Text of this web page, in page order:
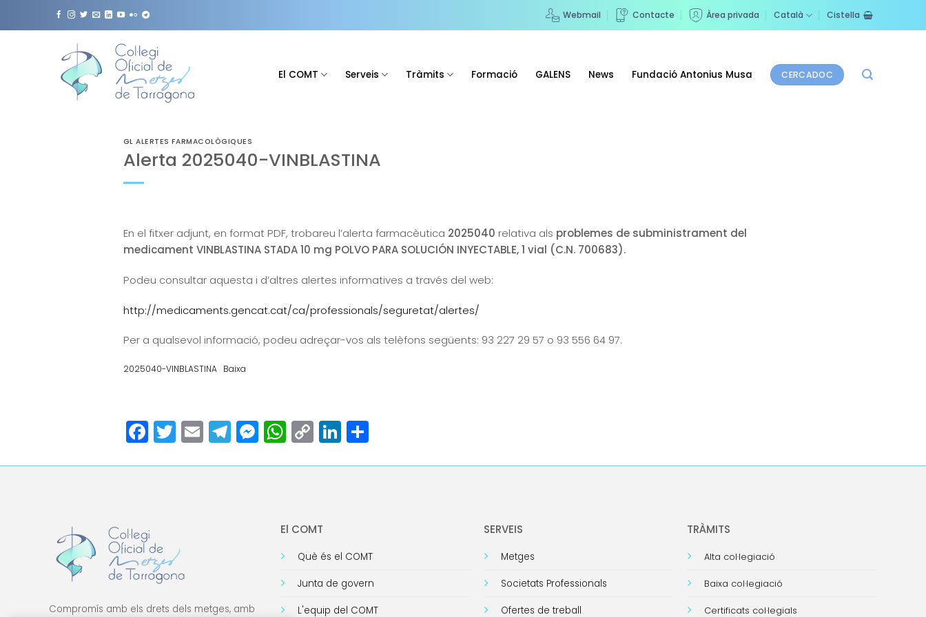
Webmail Contacte Àrea privada Català Cistella
El COMT Serveis Tràmits Formació GALENS News Fundació Antonius Musa CERCADOC
GL ALERTES FARMACOLÒGIQUES
Alerta 2025040-VINBLASTINA
En el fitxer adjunt, en format PDF, trobareu l’alerta farmacèutica 2025040 relativa als problemes de subministrament del
medicament VINBLASTINA STADA 10 mg POLVO PARA SOLUCIÓN INYECTABLE, 1 vial (C.N. 700683).
Podeu consultar aquesta i d’altres alertes informatives a través del web:
http://medicaments.gencat.cat/ca/professionals/seguretat/alertes/
Per a qualsevol informació, podeu adreçar-vos als telèfons següents: 93 227 29 57 o 93 556 64 97.
2025040-VINBLASTINA Baixa
Facebook
Twitter
EmailTelegram
Messenger
WhatsApp
Copy
Link
LinkedIn
Comparteix
Compromís amb els drets dels metges, amb
El COMT
Què és el COMT
Junta de govern
L'equip del COMT
SERVEIS
Metges
Societats Professionals
Ofertes de treball
TRÀMITS
Alta col·legiació
Baixa col·legiació
Certificats col·legials